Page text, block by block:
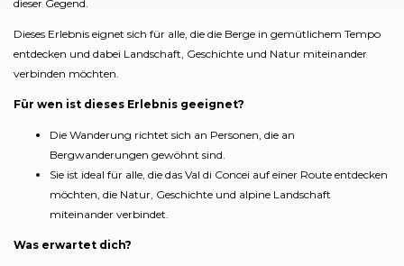
dieser Gegend.
Dieses Erlebnis eignet sich für alle, die die Berge in gemütlichem Tempo
entdecken und dabei Landschaft, Geschichte und Natur miteinander
verbinden möchten.
Für wen ist dieses Erlebnis geeignet?
Die Wanderung richtet sich an Personen, die an
Bergwanderungen gewöhnt sind.
Sie ist ideal für alle, die das Val di Concei auf einer Route entdecken
möchten, die Natur, Geschichte und alpine Landschaft
miteinander verbindet.
Was erwartet dich?